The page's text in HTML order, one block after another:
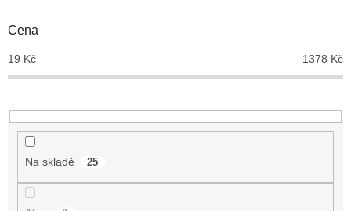
d
k
t
Cena
19 Kč 1378 Kč
Na skladě 25